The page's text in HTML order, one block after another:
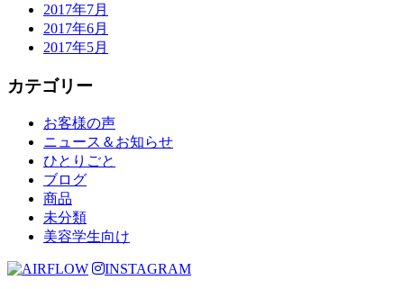
2017年7月
2017年6月
2017年5月
カテゴリー
お客様の声
ニュース＆お知らせ
ひとりごと
ブログ
商品
未分類
美容学生向け
INSTAGRAM